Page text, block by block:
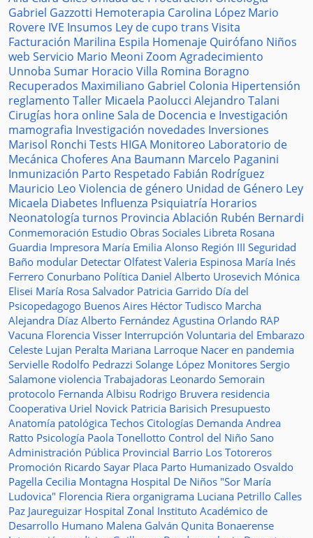
Gabriel Gazzotti Hemoterapia Carolina López Mario
Rovere IVE Insumos Ley de cupo trans Visita
Facturación Marilina Espila Homenaje Quirófano Niños
web Servicio Mario Meoni Zoom Agradecimiento
Unnoba Sumar Horacio Villa Romina Boragno
Recuperados Maximiliano Gabriel Colonia Hipertensión
reglamento Taller Micaela Paolucci Alejandro Talani
Cirugías hora onlineSala de Docencia e Investigación
mamografia Investigación novedades Inversiones
Marisol Ronchi Tests HIGA Monitoreo Laboratorio de
Mecánica Choferes Ana Baumann Marcelo Paganini
Inmunización Parto Respetado Fabián Rodríguez
Mauricio Leo Violencia de género Unidad de Género Ley
Micaela Diabetes Influenza Psiquiatría Horarios
Neonatología turnos Provincia Ablación Rubén Bernardi
Conmemoración Estudio Obras Sociales Libreta Rosana
Guardia Impresora María Emilia Alonso Región III Seguridad
Baño modular Detectar Olfatest Valeria Espinosa María Inés
Ferrero Conurbano Política Daniel Alberto Urosevich Mónica
Elisei María Rosa Salvador Patricia Garrido Día del
Psicopedagogo Buenos Aires Héctor Tudisco Marcha
Alejandra Díaz Alberto Fernández Agustina Orlando RAP
Vacuna Florencia Visser Interrupción Voluntaria del Embarazo
Celeste Lujan Peralta Mariana Larroque Nacer en pandemia
Servielle Rodolfo Pedrazzi Solange López Monitores Sergio
Salamone violencia Trabajadoras Leonardo Semorain
protocolo Fernanda Albisu Rodrigo Bruvera residencia
Cooperativa Uriel Novick Patricia Barisich Presupuesto
Anatomía patológica Techos Citologías Demanda Andrea
Ratto Psicología Paola Tonellotto Control del Niño Sano
Administración Pública Provincial Barrio Los Totoreros
Promoción Ricardo Sayar Placa Parto Humanizado Osvaldo
Pagella Cecilia Montagna Hospital De Niños "Sor María
Ludovica" Florencia Riera organigrama Luciana Petrillo Calles
Paz Jaureguizar Hospital Zonal Instituto Académico de
Desarrollo Humano Malena Galván Qunita Bonaerense